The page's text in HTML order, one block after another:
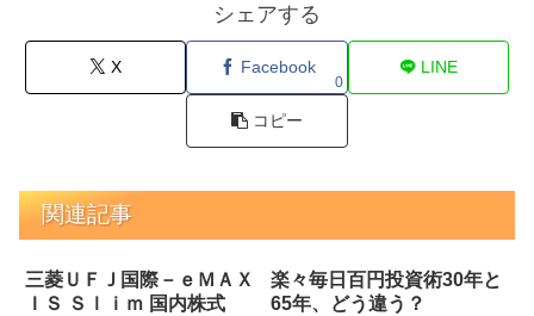
シェアする
X Facebook
0
LINE
コピー
関連記事
三菱ＵＦＪ国際－ｅＭＡＸ
ＩＳ Ｓｌｉｍ 国内株式
楽々毎日百円投資術30年と
65年、どう違う？